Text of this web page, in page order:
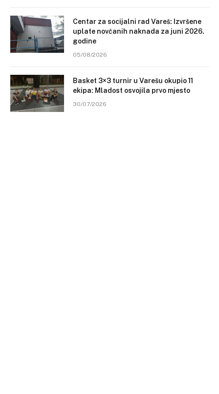
Centar za socijalni rad Vareš: Izvršene
uplate novčanih naknada za juni 2026.
godine
05/08/2026
Basket 3×3 turnir u Varešu okupio 11
ekipa: Mladost osvojila prvo mjesto
30/07/2026